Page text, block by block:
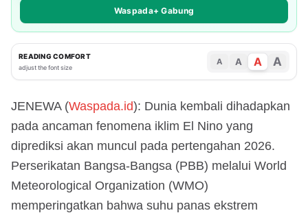
Waspada+ Gabung
READING COMFORT
adjust the font size
A A A A
JENEWA (Waspada.id): Dunia kembali dihadapkan
pada ancaman fenomena iklim El Nino yang
diprediksi akan muncul pada pertengahan 2026.
Perserikatan Bangsa-Bangsa (PBB) melalui World
Meteorological Organization (WMO)
memperingatkan bahwa suhu panas ekstrem